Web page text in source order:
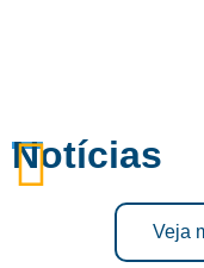
Notícias
Veja